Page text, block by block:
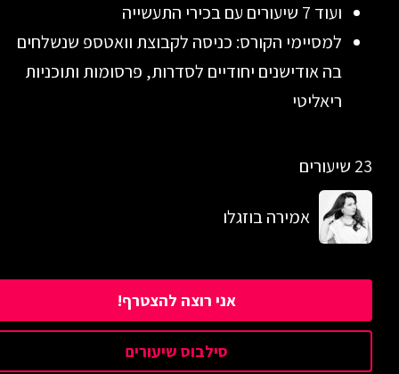
ועוד 7 שיעורים עם בכירי התעשייה
למסיימי הקורס: כניסה לקבוצת וואטספ שנשלחים
בה אודישנים יחודיים לסדרות, פרסומות ותוכניות
ריאליטי
23 שיעורים
אמירה בוזגלו
אני רוצה להצטרף!
סילבוס שיעורים